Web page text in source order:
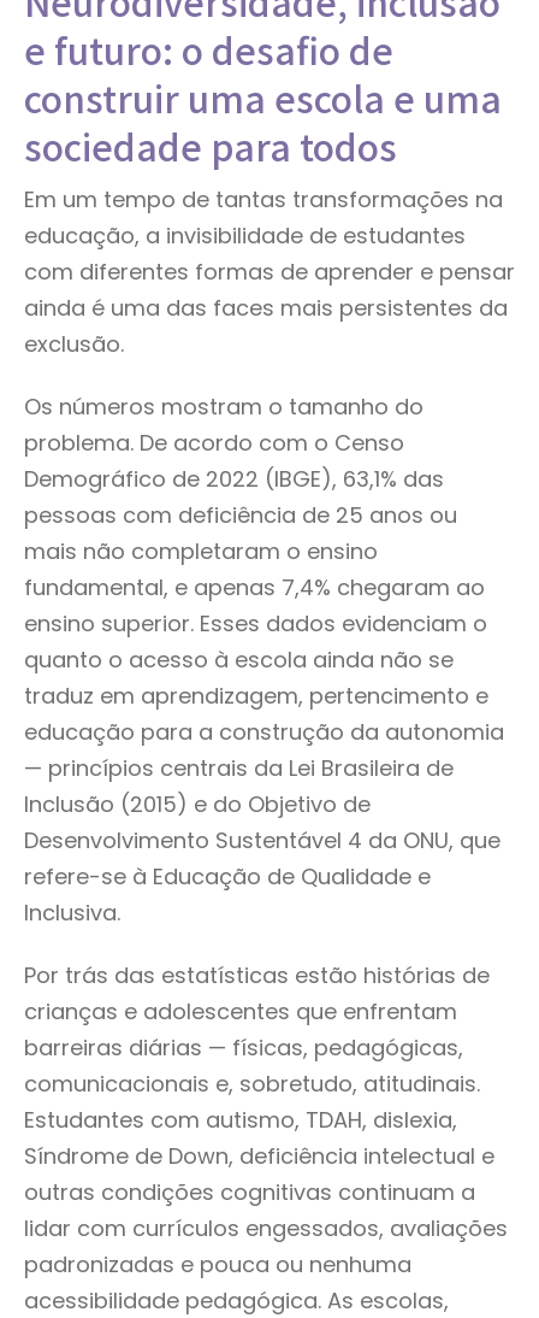
e futuro: o desafio de
construir uma escola e uma
sociedade para todos
Em um tempo de tantas transformações na
educação, a invisibilidade de estudantes
com diferentes formas de aprender e pensar
ainda é uma das faces mais persistentes da
exclusão.
Os números mostram o tamanho do
problema. De acordo com o Censo
Demográfico de 2022 (IBGE), 63,1% das
pessoas com deficiência de 25 anos ou
mais não completaram o ensino
fundamental, e apenas 7,4% chegaram ao
ensino superior. Esses dados evidenciam o
quanto o acesso à escola ainda não se
traduz em aprendizagem, pertencimento e
educação para a construção da autonomia
— princípios centrais da Lei Brasileira de
Inclusão (2015) e do Objetivo de
Desenvolvimento Sustentável 4 da ONU, que
refere-se à Educação de Qualidade e
Inclusiva.
Por trás das estatísticas estão histórias de
crianças e adolescentes que enfrentam
barreiras diárias — físicas, pedagógicas,
comunicacionais e, sobretudo, atitudinais.
Estudantes com autismo, TDAH, dislexia,
Síndrome de Down, deficiência intelectual e
outras condições cognitivas continuam a
lidar com currículos engessados, avaliações
padronizadas e pouca ou nenhuma
acessibilidade pedagógica. As escolas,